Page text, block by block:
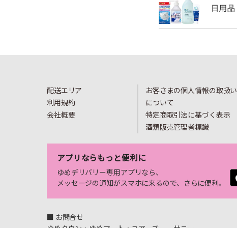
配送エリア
利用規約
会社概要
お客さまの個人情報の取扱い
について
特定商取引法に基づく表示
酒類販売管理者標識
アプリならもっと便利に
ゆめデリバリー専用アプリなら、
メッセージの通知がスマホに来るので、さらに便利。
■ お問合せ